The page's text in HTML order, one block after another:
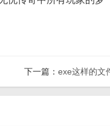
下一篇： exe这样的文